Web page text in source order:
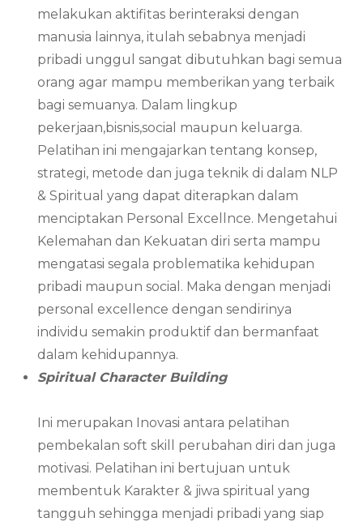
melakukan aktifitas berinteraksi dengan
manusia lainnya, itulah sebabnya menjadi
pribadi unggul sangat dibutuhkan bagi semua
orang agar mampu memberikan yang terbaik
bagi semuanya. Dalam lingkup
pekerjaan,bisnis,social maupun keluarga.
Pelatihan ini mengajarkan tentang konsep,
strategi, metode dan juga teknik di dalam NLP
& Spiritual yang dapat diterapkan dalam
menciptakan Personal Excellnce. Mengetahui
Kelemahan dan Kekuatan diri serta mampu
mengatasi segala problematika kehidupan
pribadi maupun social. Maka dengan menjadi
personal excellence dengan sendirinya
individu semakin produktif dan bermanfaat
dalam kehidupannya.
Spiritual Character Building
Ini merupakan Inovasi antara pelatihan
pembekalan soft skill perubahan diri dan juga
motivasi. Pelatihan ini bertujuan untuk
membentuk Karakter & jiwa spiritual yang
tangguh sehingga menjadi pribadi yang siap